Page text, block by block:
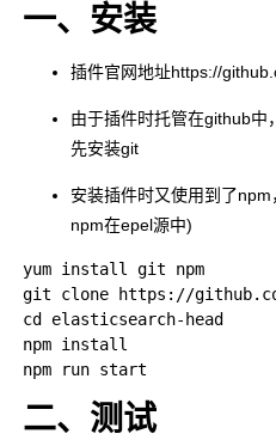
一、安装
插件官网地址https://
由于插件时托管在github中
先安装git
安装插件时又使用到了npm
npm在epel源中)
yum install git npm										        # npm在epel源中
git clone https://github.com/mobz/
cd elasticsearch-head										    # git clone后会自动生成的一个目录
npm install
二、测试